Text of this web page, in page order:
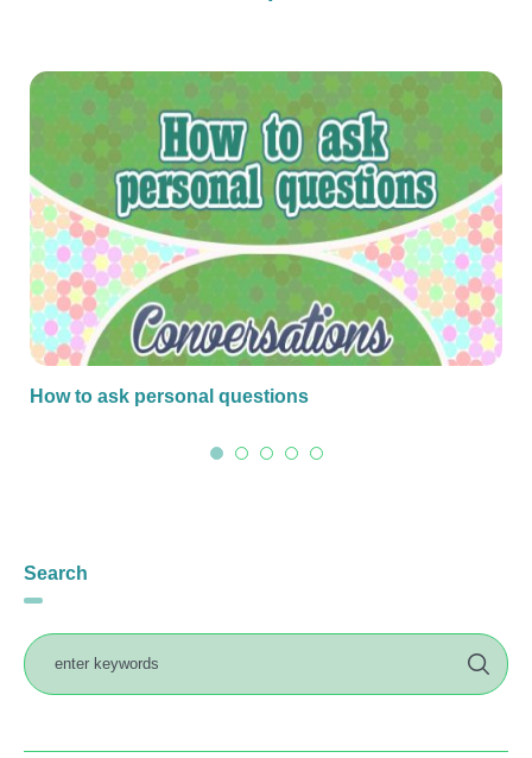
How to ask personal questions
Search